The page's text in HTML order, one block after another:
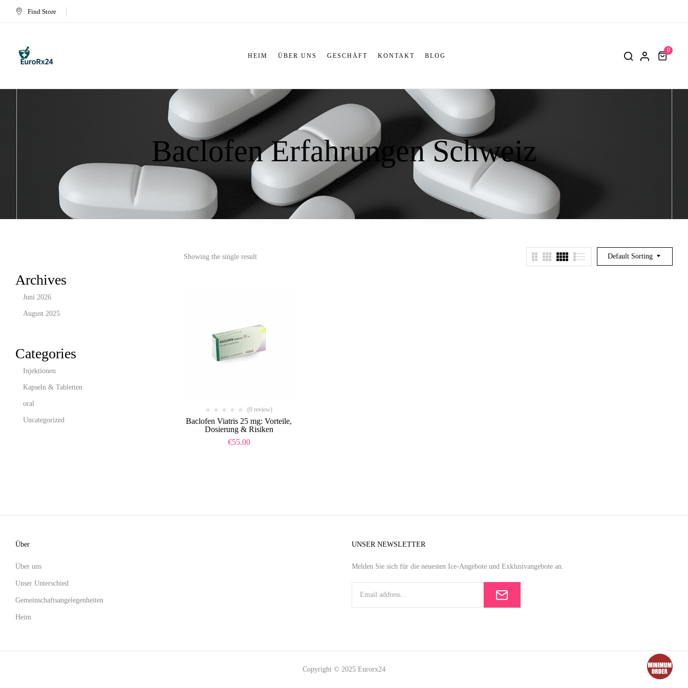
Find Store
HEIM ÜBER UNS GESCHÄFT KONTAKT BLOG
0
Baclofen Erfahrungen Schweiz
Archives
Juni 2026
August 2025
Categories
Injektionen
Kapseln & Tabletten
oral
Uncategorized
Default Sorting
Showing the single result
(0 review)
Baclofen Viatris 25 mg: Vorteile,
Dosierung & Risiken
€55.00
Über
Über uns
Unser Unterschied
Gemeinschaftsangelegenheiten
Heim
UNSER NEWSLETTER
Melden Sie sich für die neuesten Ice-Angebote und Exklusivangebote an.
Copyright © 2025 Eurorx24